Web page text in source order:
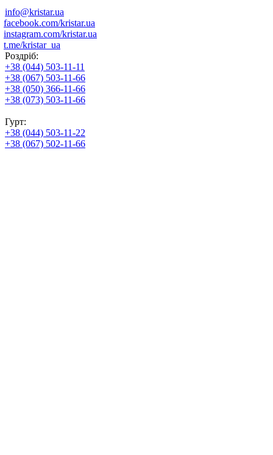
info@kristar.ua
facebook.com/kristar.ua
instagram.com/kristar.ua
t.me/kristar_ua
Роздріб:
+38 (044) 503-11-11
+38 (067) 503-11-66
+38 (050) 366-11-66
+38 (073) 503-11-66
Гурт:
+38 (044) 503-11-22
+38 (067) 502-11-66